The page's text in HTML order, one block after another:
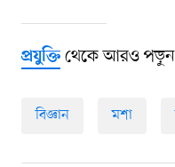
প্রযুক্তিথেকে আরও পড়ুন
বিজ্ঞান মশা